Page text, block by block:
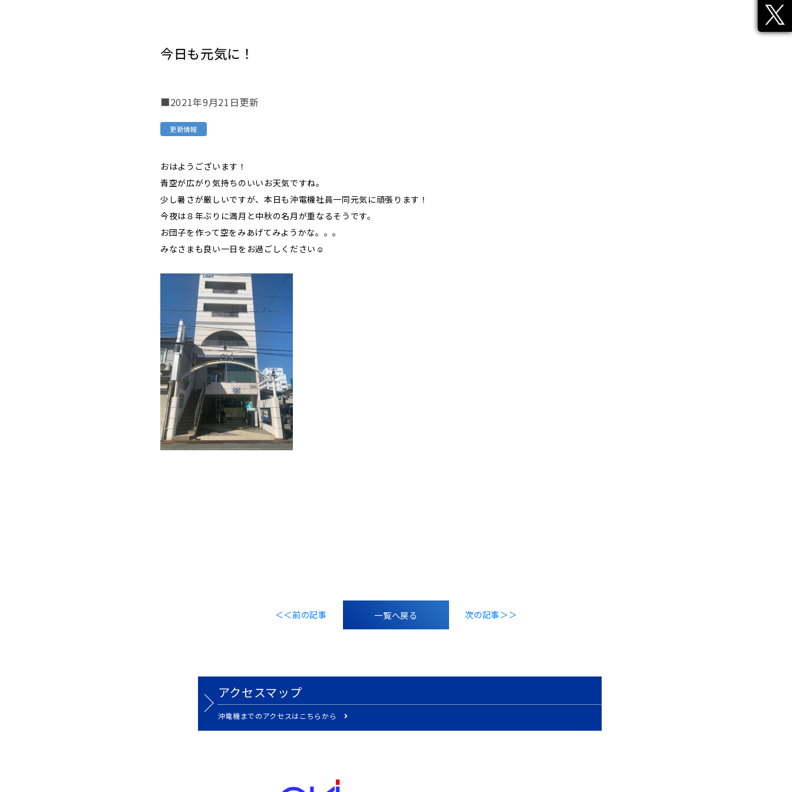
今日も元気に！
■2021年9月21日更新
更新情報
おはようございます！
青空が広がり気持ちのいいお天気ですね。
少し暑さが厳しいですが、本日も沖電機社員一同元気に頑張ります！
今夜は８年ぶりに満月と中秋の名月が重なるそうです。
お団子を作って空をみあげてみようかな。。。
みなさまも良い一日をお過ごしください☺
＜＜前の記事 一覧へ戻る 次の記事＞＞
アクセスマップ
沖電機までのアクセスはこちらから